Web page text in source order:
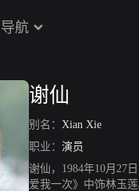
导航
谢仙
别名： Xian Xie
职业： 演员
谢仙，1984年10月27
爱我一次》中饰林玉